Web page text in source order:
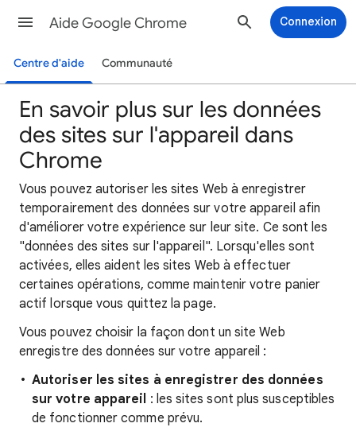
Aide Google Chrome Connexion
Centre d'aide Communauté
En savoir plus sur les données
des sites sur l'appareil dans
Chrome
Vous pouvez autoriser les sites Web à enregistrer
temporairement des données sur votre appareil afin
d'améliorer votre expérience sur leur site. Ce sont les
"données des sites sur l'appareil". Lorsqu'elles sont
activées, elles aident les sites Web à effectuer
certaines opérations, comme maintenir votre panier
actif lorsque vous quittez la page.
Vous pouvez choisir la façon dont un site Web
enregistre des données sur votre appareil :
Autoriser les sites à enregistrer des données
sur votre appareil : les sites sont plus susceptibles
de fonctionner comme prévu.